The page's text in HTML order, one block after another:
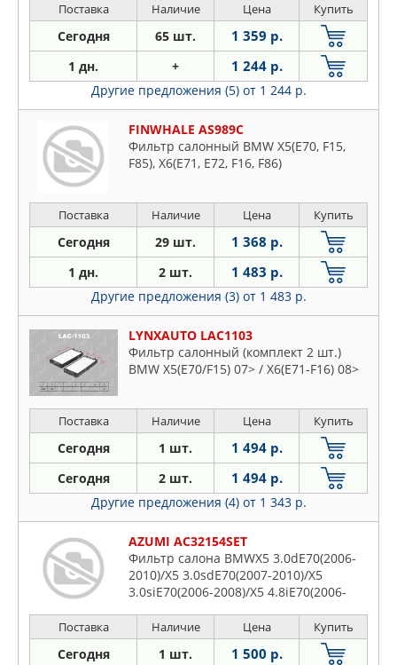
Поставка Наличие Цена Купить
Сегодня 65 шт. 1 359 р.
1 дн. + 1 244 р.
Другие предложения (5) от 1 244 р.
FINWHALE AS989C
Фильтр салонный BMW X5(E70, F15,
F85), X6(E71, E72, F16, F86)
Поставка Наличие Цена Купить
Сегодня 29 шт. 1 368 р.
1 дн. 2 шт. 1 483 р.
Другие предложения (3) от 1 483 р.
LYNXAUTO LAC1103
Фильтр салонный (комплект 2 шт.)
BMW X5(E70/F15) 07> / X6(E71-F16) 08>
Поставка Наличие Цена Купить
Сегодня 1 шт. 1 494 р.
Сегодня 2 шт. 1 494 р.
Другие предложения (4) от 1 343 р.
AZUMI AC32154SET
Фильтр салона BMWX5 3.0dE70(2006-
2010)/X5 3.0sdE70(2007-2010)/X5
3.0siE70(2006-2008)/X5 4.8iE70(2006-
sDrive 25dF
Поставка Наличие Цена Купить
Сегодня 1 шт. 1 500 р.